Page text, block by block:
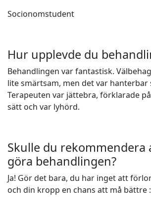
Socionomstudent
Hur upplevde du
Behandlingen var fantastisk.
lite smärtsam, men det var hanterbar
Terapeuten var jättebra, förklarade
sätt och var lyhörd.
Skulle du rekommendera
göra behandlingen?
Ja! Gör det bara, du har inget att
och din kropp en chans att må bättre